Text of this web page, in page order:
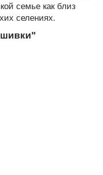
семье как близ
селениях.